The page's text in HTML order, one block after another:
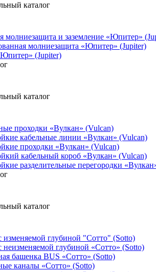
каталог
молниезащита и заземление «Юпитер»
молниезащита «Юпитер» (Jupiter)
(Jupiter)
каталог
проходки «Вулкан» (Vulcan)
кабельные линии «Вулкан» (Vulcan)
проходки «Вулкан» (Vulcan)
кабельный короб «Вулкан» (Vulcan)
разделительные перегородки
каталог
глубиной "Сотто" (Sotto)
глубиной «Сотто» (Sotto)
башенка BUS «Сотто» (Sotto)
каналы «Сотто» (Sotto)